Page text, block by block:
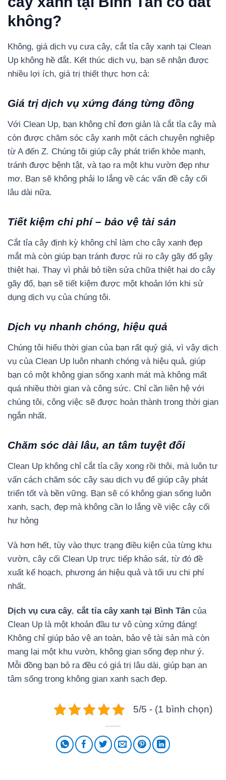
không?
Không, giá dịch vụ cưa cây, cắt tỉa cây xanh tại Clean
Up không hề đắt. Kết thúc dịch vụ, bạn sẽ nhận được
nhiều lợi ích, giá trị thiết thực hơn cả:
Giá trị dịch vụ xứng đáng từng đồng
Với Clean Up, bạn không chỉ đơn giản là cắt tỉa cây mà
còn được chăm sóc cây xanh một cách chuyên nghiệp
từ A đến Z. Chúng tôi giúp cây phát triển khỏe mạnh,
tránh được bệnh tật, và tạo ra một khu vườn đẹp như
mơ. Bạn sẽ không phải lo lắng về các vấn đề cây cối
lâu dài nữa.
Tiết kiệm chi phí – bảo vệ tài sản
Cắt tỉa cây định kỳ không chỉ làm cho cây xanh đẹp
mắt mà còn giúp bạn tránh được rủi ro cây gãy đổ gây
thiệt hại. Thay vì phải bỏ tiền sửa chữa thiệt hại do cây
gãy đổ, bạn sẽ tiết kiệm được một khoản lớn khi sử
dụng dịch vụ của chúng tôi.
Dịch vụ nhanh chóng, hiệu quả
Chúng tôi hiểu thời gian của bạn rất quý giá, vì vậy dịch
vụ của Clean Up luôn nhanh chóng và hiệu quả, giúp
bạn có một không gian sống xanh mát mà không mất
quá nhiều thời gian và công sức. Chỉ cần liên hệ với
chúng tôi, công việc sẽ được hoàn thành trong thời gian
ngắn nhất.
Chăm sóc dài lâu, an tâm tuyệt đối
Clean Up không chỉ cắt tỉa cây xong rồi thôi, mà luôn tư
vấn cách chăm sóc cây sau dịch vụ để giúp cây phát
triển tốt và bền vững. Bạn sẽ có không gian sống luôn
xanh, sạch, đẹp mà không cần lo lắng về việc cây cối
hư hỏng
Và hơn hết, tùy vào thực trạng điều kiện của từng khu
vườn, cây cối Clean Up trực tiếp khảo sát, từ đó đề
xuất kế hoạch, phương án hiệu quả và tối ưu chi phí
nhất.
Dịch vụ cưa cây, cắt tỉa cây xanh tại Bình Tân của
Clean Up là một khoản đầu tư vô cùng xứng đáng!
Không chỉ giúp bảo vệ an toàn, bảo vệ tài sản mà còn
mang lại một khu vườn, không gian sống đẹp như ý.
Mỗi đồng bạn bỏ ra đều có giá trị lâu dài, giúp bạn an
tâm sống trong không gian xanh sạch đẹp.
5/5 - (1 bình chọn)